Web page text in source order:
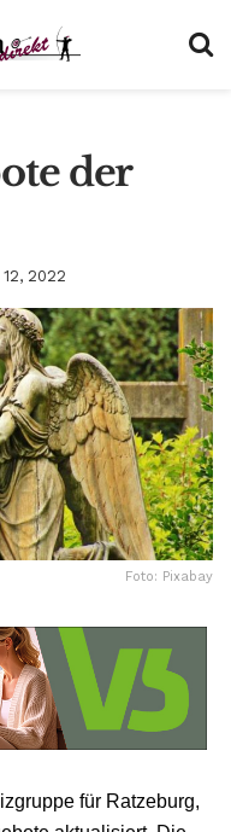
der
2022
Foto: Pixabay
für Ratzeburg,